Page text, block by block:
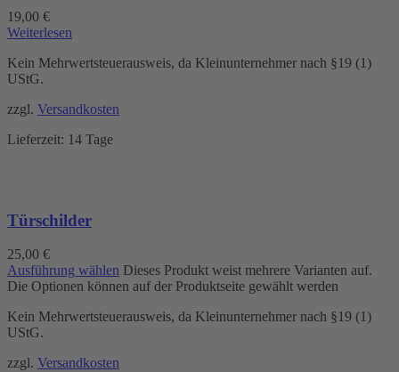
19,00 €
Weiterlesen
Kein Mehrwertsteuerausweis, da Kleinunternehmer nach §19 (1)
UStG.
zzgl. Versandkosten
Lieferzeit: 14 Tage
Türschilder
25,00 €
Ausführung wählen Dieses Produkt weist mehrere Varianten auf.
Die Optionen können auf der Produktseite gewählt werden
Kein Mehrwertsteuerausweis, da Kleinunternehmer nach §19 (1)
UStG.
zzgl. Versandkosten